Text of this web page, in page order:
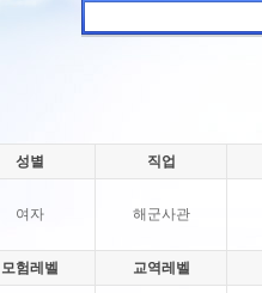
성별 직업
여자 해군사관
모험레벨 교역레벨